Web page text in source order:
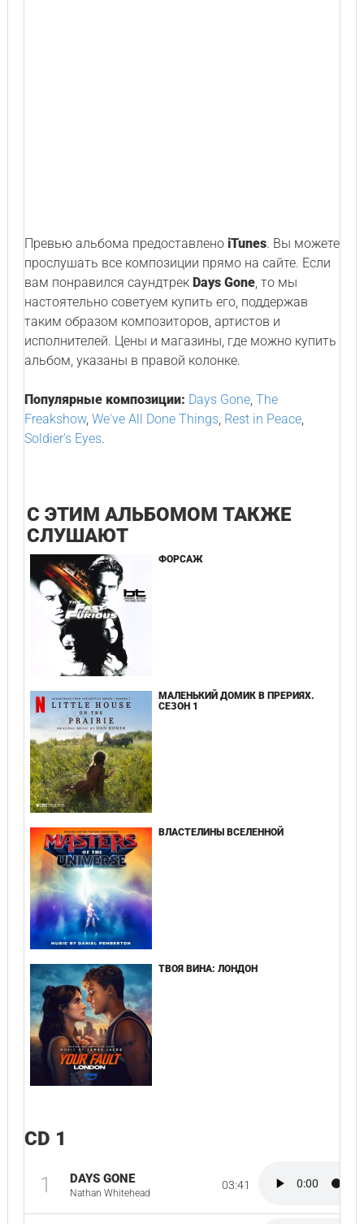
Превью альбома предоставлено iTunes. Вы можете
прослушать все композиции прямо на сайте. Если
вам понравился саундтрек Days Gone, то мы
настоятельно советуем купить его, поддержав
таким образом композиторов, артистов и
исполнителей. Цены и магазины, где можно купить
альбом, указаны в правой колонке.
Популярные композиции: Days Gone, The
Freakshow, We've All Done Things, Rest in Peace,
Soldier's Eyes.
С ЭТИМ АЛЬБОМОМ ТАКЖЕ
СЛУШАЮТ
ФОРСАЖ
МАЛЕНЬКИЙ ДОМИК В ПРЕРИЯХ.
СЕЗОН 1
ВЛАСТЕЛИНЫ ВСЕЛЕННОЙ
ТВОЯ ВИНА: ЛОНДОН
CD 1
1 DAYS GONE
Nathan Whitehead
03:41